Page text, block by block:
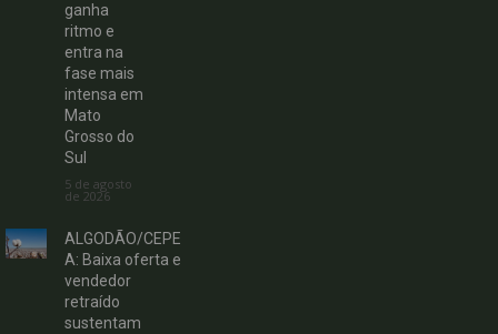
ganha
ritmo e
entra na
fase mais
intensa em
Mato
Grosso do
Sul
5 de agosto
de 2026
ALGODÃO/CEPE
A: Baixa oferta e
vendedor
retraído
sustentam